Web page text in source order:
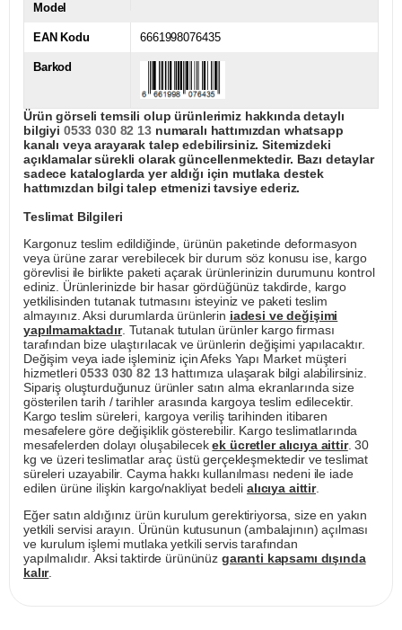
Model
EAN Kodu 6661998076435
Barkod
Ürün görseli temsili olup ürünlerimiz hakkında detaylı
bilgiyi 0533 030 82 13numaralı hattımızdan whatsapp
kanalı veya arayarak talep edebilirsiniz. Sitemizdeki
açıklamalar sürekli olarak güncellenmektedir. Bazı detaylar
sadece kataloglarda yer aldığı için mutlaka destek
hattımızdan bilgi talep etmenizi tavsiye ederiz.
Teslimat Bilgileri
Kargonuz teslim edildiğinde, ürünün paketinde deformasyon
veya ürüne zarar verebilecek bir durum söz konusu ise, kargo
görevlisi ile birlikte paketi açarak ürünlerinizin durumunu kontrol
ediniz. Ürünlerinizde bir hasar gördüğünüz takdirde, kargo
yetkilisinden tutanak tutmasını isteyiniz ve paketi teslim
almayınız. Aksi durumlarda ürünlerin iadesi ve değişimi
yapılmamaktadır. Tutanak tutulan ürünler kargo firması
tarafından bize ulaştırılacak ve ürünlerin değişimi yapılacaktır.
Değişim veya iade işleminiz için Afeks Yapı Market müşteri
hizmetleri0533 030 82 13hattımıza ulaşarak bilgi alabilirsiniz.
Sipariş oluşturduğunuz ürünler satın alma ekranlarında size
gösterilen tarih / tarihler arasında kargoya teslim edilecektir.
Kargo teslim süreleri, kargoya veriliş tarihinden itibaren
mesafelere göre değişiklik gösterebilir. Kargo teslimatlarında
mesafelerden dolayı oluşabilecekek ücretler alıcıya aittir. 30
kg ve üzeri teslimatlar araç üstü gerçekleşmektedir ve teslimat
süreleri uzayabilir. Cayma hakkı kullanılması nedeni ile iade
edilen ürüne ilişkin kargo/nakliyat bedeli alıcıya aittir.
Eğer satın aldığınız ürün kurulum gerektiriyorsa, size en yakın
yetkili servisi arayın. Ürünün kutusunun (ambalajının) açılması
ve kurulum işlemi mutlaka yetkili servis tarafından
yapılmalıdır. Aksi taktirde ürününüz garanti kapsamı dışında
kalır.